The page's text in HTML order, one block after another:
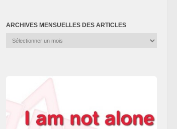
ARCHIVES MENSUELLES DES ARTICLES
Archives